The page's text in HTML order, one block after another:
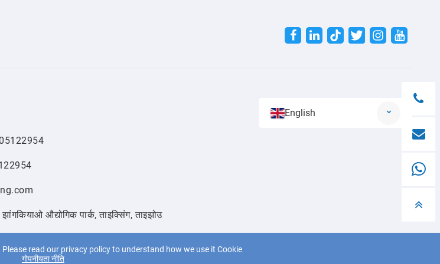
Please read our privacy policy to understand how we use it Cookie
गोपनीयता नीति
Twitter
औद्योगिक पार्क, ताइक्सिंग, ताइझोउ
English